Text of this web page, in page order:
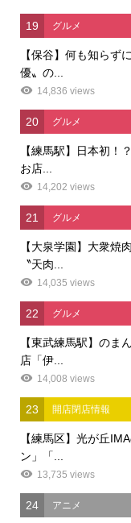
19 グルメ
【保谷】何も知らず
優〟の...
14,836 views
20 グルメ
【練馬駅】日本初！
お店...
14,202 views
21 グルメ
【大泉学園】大衆焼
〝天肉...
14,035 views
22 グルメ
【東武練馬駅】のま
店「伊...
14,008 views
23 開店閉店情報
【練馬区】光が丘
ン」「...
13,735 views
24 アニメ